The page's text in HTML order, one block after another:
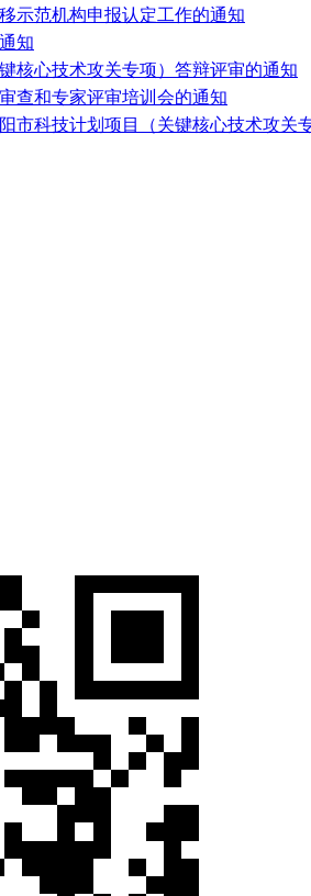
示范机构申报认定工作的通知
知
核心技术攻关专项）答辩评审的通知
查和专家评审培训会的通知
市科技计划项目（关键核心技术攻关